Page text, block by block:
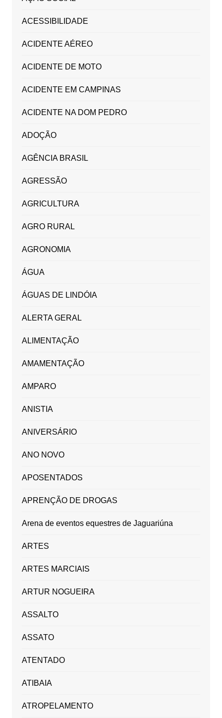
ACESSIBILIDADE
ACIDENTE AÉREO
ACIDENTE DE MOTO
ACIDENTE EM CAMPINAS
ACIDENTE NA DOM PEDRO
ADOÇÃO
AGÊNCIA BRASIL
AGRESSÃO
AGRICULTURA
AGRO RURAL
AGRONOMIA
ÁGUA
ÁGUAS DE LINDÓIA
ALERTA GERAL
ALIMENTAÇÃO
AMAMENTAÇÃO
AMPARO
ANISTIA
ANIVERSÁRIO
ANO NOVO
APOSENTADOS
APRENÇÃO DE DROGAS
Arena de eventos equestres de Jaguariúna
ARTES
ARTES MARCIAIS
ARTUR NOGUEIRA
ASSALTO
ASSATO
ATENTADO
ATIBAIA
ATROPELAMENTO